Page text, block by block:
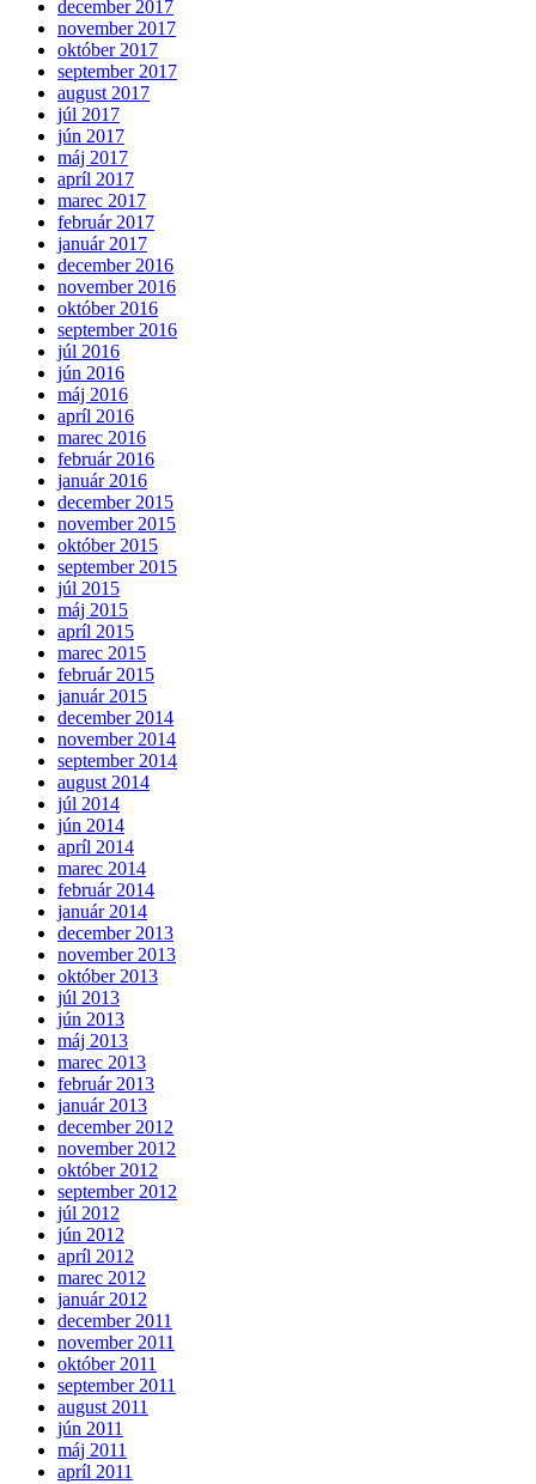
december 2017
november 2017
október 2017
september 2017
august 2017
júl 2017
jún 2017
máj 2017
apríl 2017
marec 2017
február 2017
január 2017
december 2016
november 2016
október 2016
september 2016
júl 2016
jún 2016
máj 2016
apríl 2016
marec 2016
február 2016
január 2016
december 2015
november 2015
október 2015
september 2015
júl 2015
máj 2015
apríl 2015
marec 2015
február 2015
január 2015
december 2014
november 2014
september 2014
august 2014
júl 2014
jún 2014
apríl 2014
marec 2014
február 2014
január 2014
december 2013
november 2013
október 2013
júl 2013
jún 2013
máj 2013
marec 2013
február 2013
január 2013
december 2012
november 2012
október 2012
september 2012
júl 2012
jún 2012
apríl 2012
marec 2012
január 2012
december 2011
november 2011
október 2011
september 2011
august 2011
jún 2011
máj 2011
apríl 2011